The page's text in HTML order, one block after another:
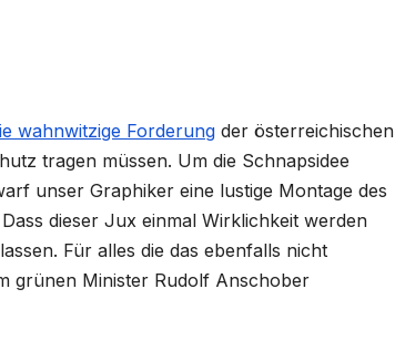
wahnwitzige Forderung der österreichischen
tragen müssen. Um die Schnapsidee
unser Graphiker eine lustige Montage des
dieser Jux einmal Wirklichkeit werden
Für alles die das ebenfalls nicht
grünen Minister Rudolf Anschober